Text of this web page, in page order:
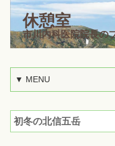
休憩室
市川内科医院院長の
▼ MENU
初冬の北信五岳